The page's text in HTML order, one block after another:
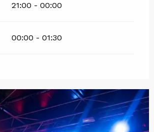
21:00 - 00:00
00:00 - 01:30